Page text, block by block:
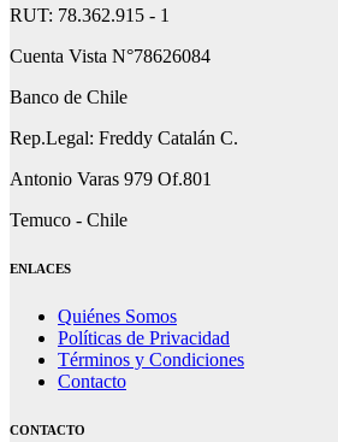
RUT: 78.362.915 - 1
Cuenta Vista N°78626084
Banco de Chile
Rep.Legal: Freddy Catalán C.
Antonio Varas 979 Of.801
Temuco - Chile
ENLACES
Quiénes Somos
Políticas de Privacidad
Términos y Condiciones
Contacto
CONTACTO